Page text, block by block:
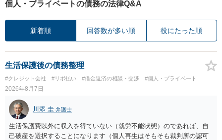
個人・プライベートの債務の法律Q&A
新着順 回答数が多い順 役にたった順
生活保護後の債務整理
#クレジット会社 #リボ払い #借金返済の相談・交渉 #個人・プライベート
2026年8月7日
川添 圭 弁護士
生活保護費以外に収入を得ていない（就労不能状態）のであれば、自
己破産を選択することになります（個人再生はそもそも裁判所の認可